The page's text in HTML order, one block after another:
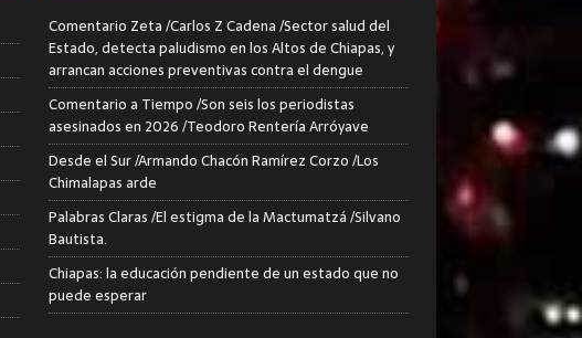
Comentario Zeta /Carlos Z Cadena /Sector salud del
Estado, detecta paludismo en los Altos de Chiapas, y
arrancan acciones preventivas contra el dengue
Comentario a Tiempo /Son seis los periodistas
asesinados en 2026 /Teodoro Rentería Arróyave
Desde el Sur /Armando Chacón Ramírez Corzo /Los
Chimalapas arde
Palabras Claras /El estigma de la Mactumatzá /Silvano
Bautista.
Chiapas: la educación pendiente de un estado que no
puede esperar